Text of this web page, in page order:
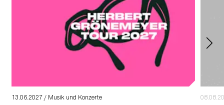
13.06.2027 / Musik und Konzerte